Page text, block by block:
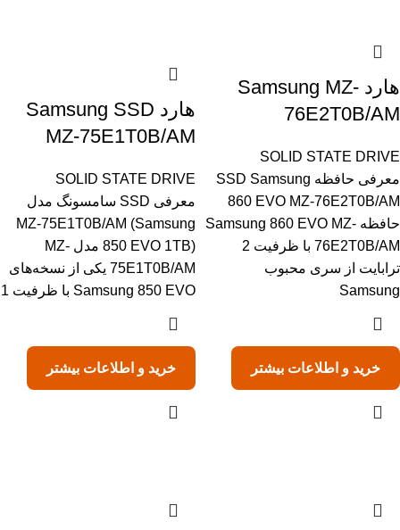
هارد Samsung MZ-
76E2T0B/AM
SOLID STATE DRIVE
معرفی حافظه SSD Samsung
860 EVO MZ-76E2T0B/AM
حافظه Samsung 860 EVO MZ-
76E2T0B/AM با ظرفیت 2
ترابایت از سری محبوب
Samsung
خرید و اطلاعات بیشتر
هارد Samsung SSD
MZ-75E1T0B/AM
SOLID STATE DRIVE
معرفی SSD سامسونگ مدل
MZ-75E1T0B/AM (Samsung
850 EVO 1TB) مدل MZ-
75E1T0B/AM یکی از نسخه‌های
Samsung 850 EVO با ظرفیت 1
خرید و اطلاعات بیشتر